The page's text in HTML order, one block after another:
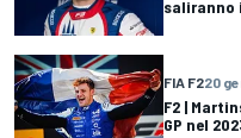
saliranno
FIA F220
F2 |
GP nel